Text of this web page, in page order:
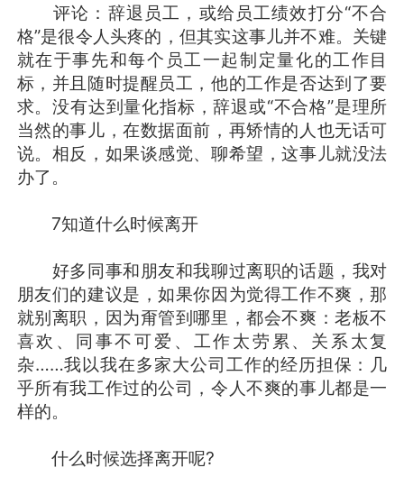
评论：辞退员工，或给员工绩效打分“不合
格”是很令人头疼的，但其实这事儿并不难。关键
就在于事先和每个员工一起制定量化的工作目
标，并且随时提醒员工，他的工作是否达到了要
求。没有达到量化指标，辞退或“不合格”是理所
当然的事儿，在数据面前，再矫情的人也无话可
说。相反，如果谈感觉、聊希望，这事儿就没法
办了。
7知道什么时候离开
好多同事和朋友和我聊过离职的话题，我对
朋友们的建议是，如果你因为觉得工作不爽，那
就别离职，因为甭管到哪里，都会不爽：老板不
喜欢、同事不可爱、工作太劳累、关系太复
杂……我以我在多家大公司工作的经历担保：几
乎所有我工作过的公司，令人不爽的事儿都是一
样的。
什么时候选择离开呢?